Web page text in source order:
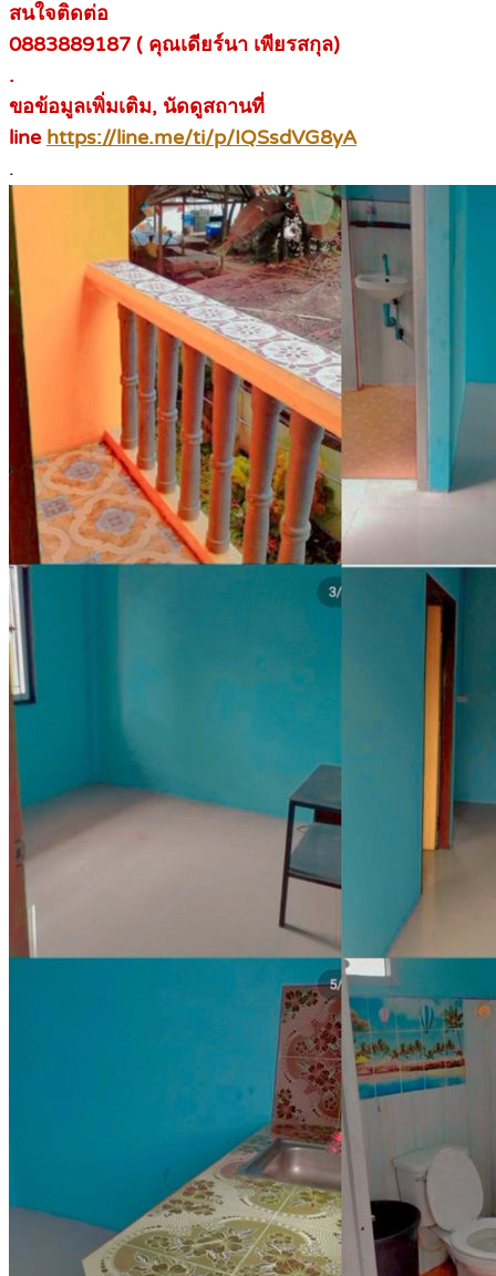
สนใจติดต่อ
0883889187 ( คุณเดียร์นา เพียรสกุล)
.
ขอข้อมูลเพิ่มเติม, นัดดูสถานที่
line https://line.me/ti/p/IQSsdVG8yA
.